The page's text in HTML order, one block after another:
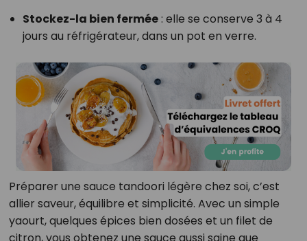
Stockez-la bien fermée: elle se conserve 3 à 4
jours au réfrigérateur, dans un pot en verre.
Préparer une sauce tandoori légère chez soi, c’est
allier saveur, équilibre et simplicité. Avec un simple
yaourt, quelques épices bien dosées et un filet de
citron, vous obtenez une sauce aussi saine que